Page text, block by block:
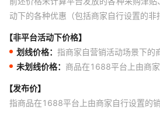
动下的各种优惠（包括商家自行设置的
【非平台活动下价格】
划线价格： 指商家自营销活动场景下的
未划线价格： 商品在1688平台上由商
【发布价】
指商品在1688平台上由商家自行设置的